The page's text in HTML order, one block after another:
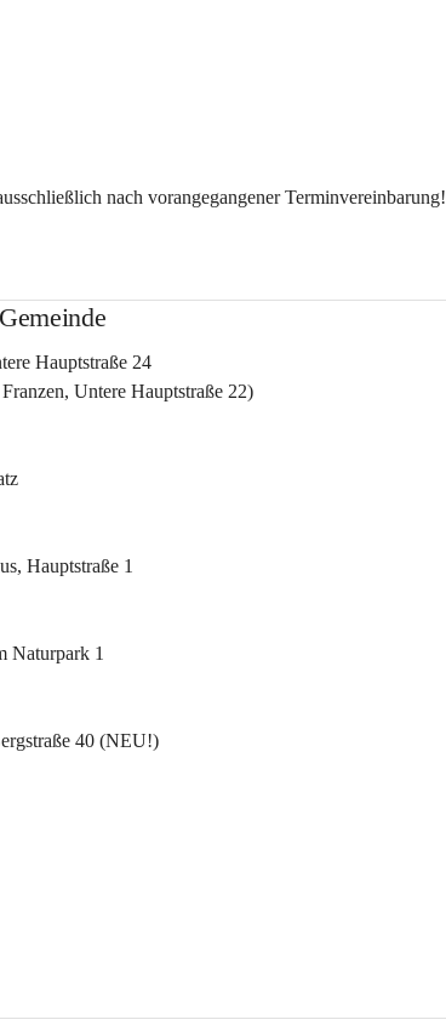
nach vorangegangener Terminvereinbarung!
Hauptstraße 24
Untere Hauptstraße 22)
Hauptstraße 1
Naturpark 1
40 (NEU!)